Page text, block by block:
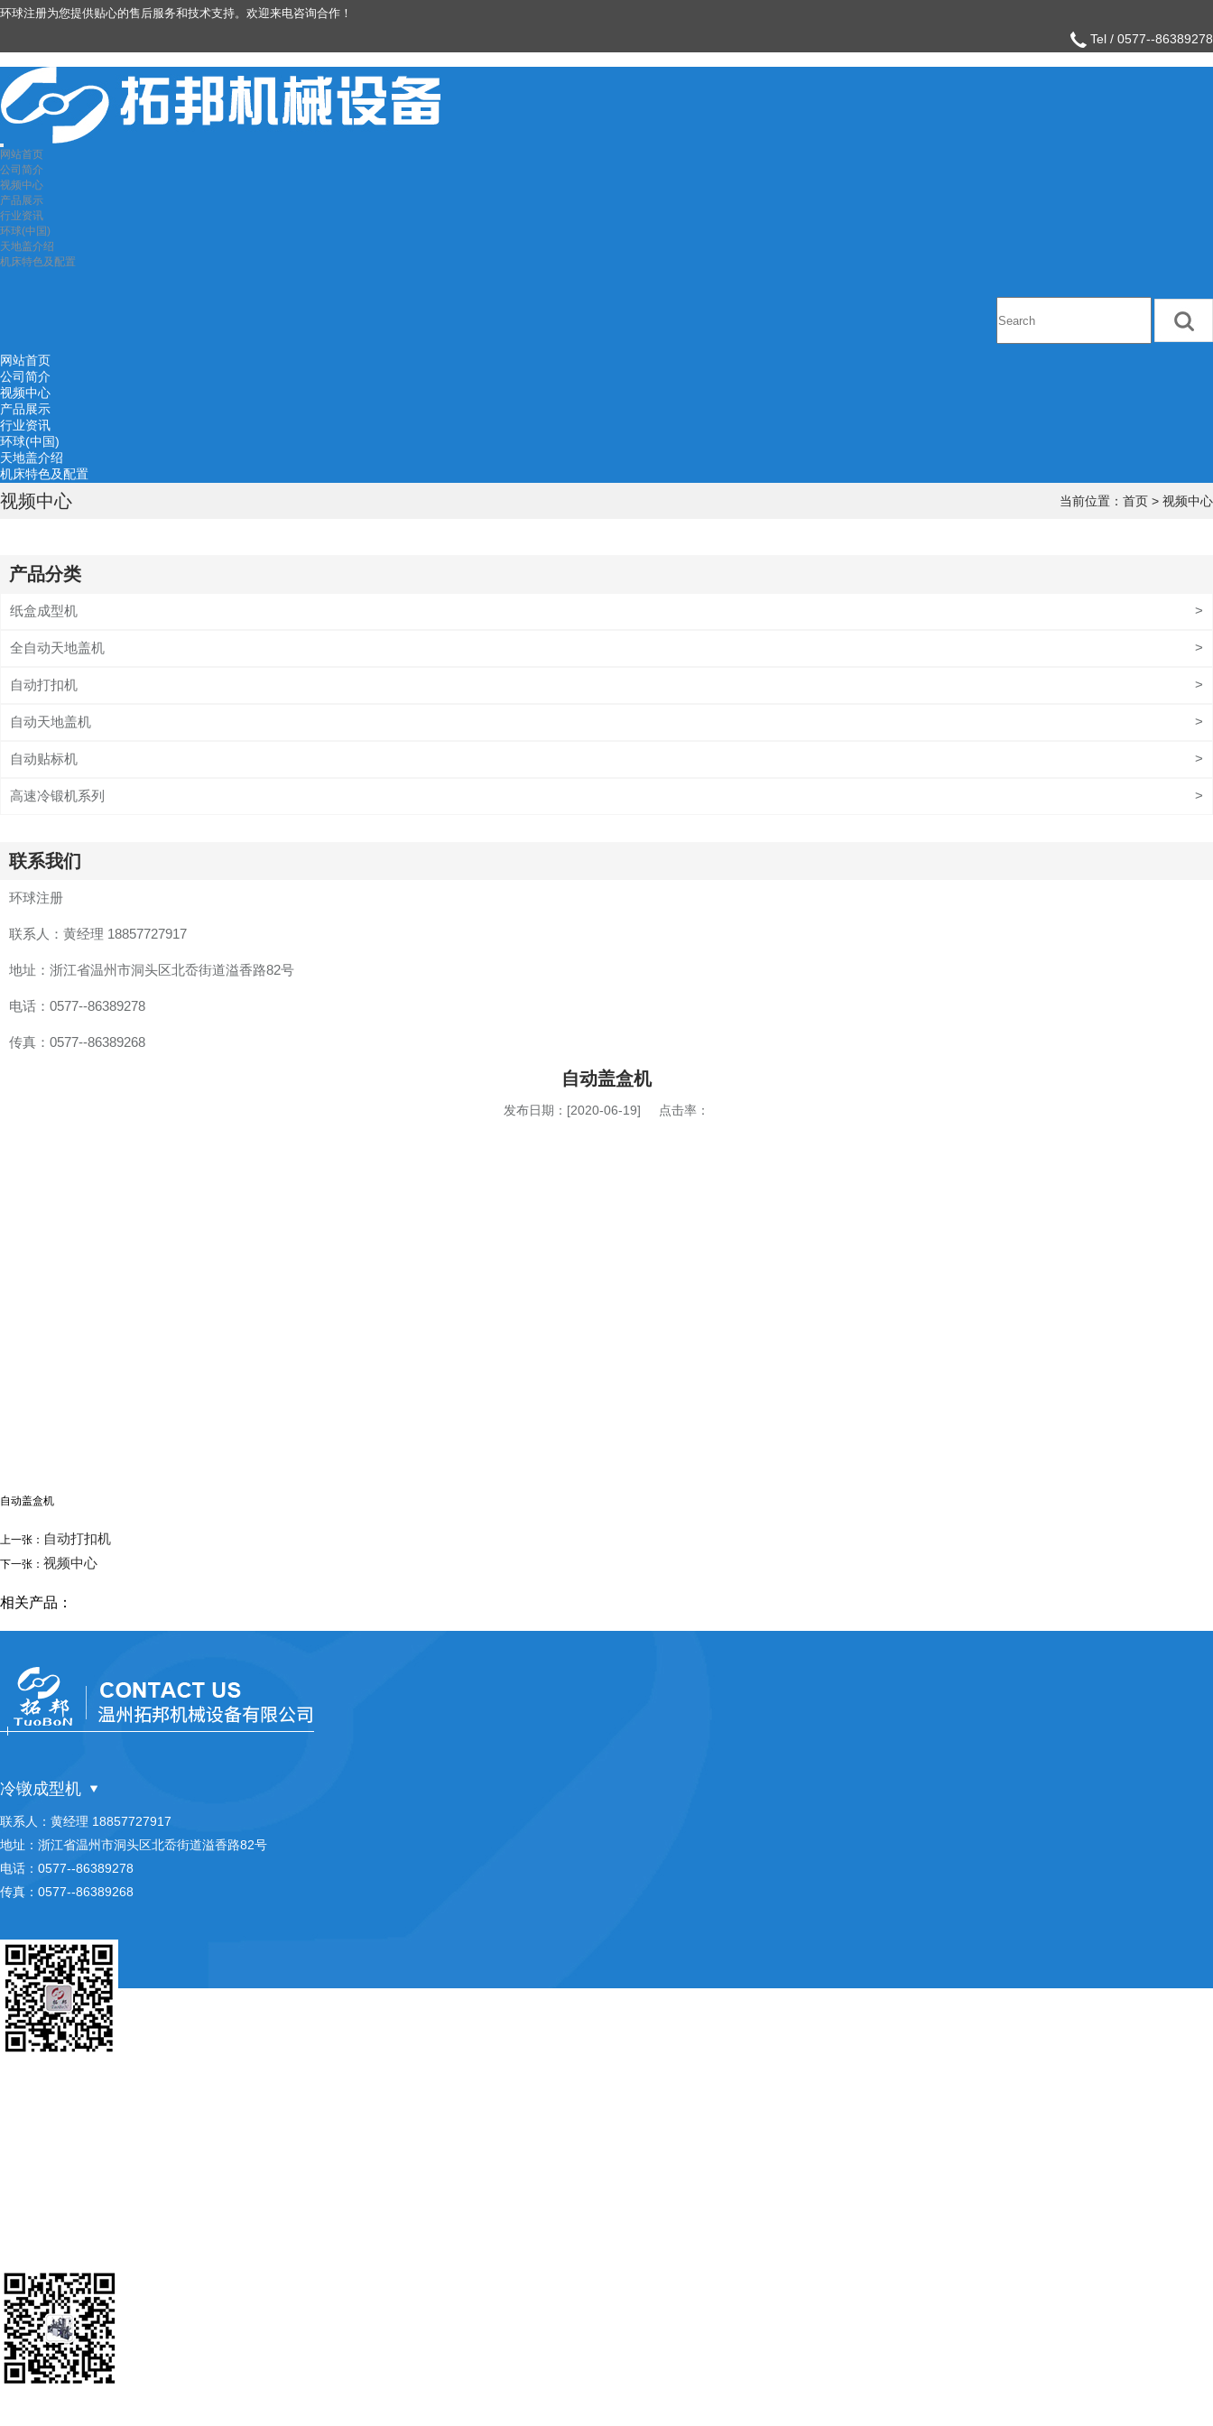
环球注册为您提供贴心的售后服务和技术支持。欢迎来电咨询合作！
Tel / 0577--86389278
网站首页
公司简介
视频中心
产品展示
行业资讯
环球(中国)
天地盖介绍
机床特色及配置
网站首页
公司简介
视频中心
产品展示
行业资讯
环球(中国)
天地盖介绍
机床特色及配置
视频中心 当前位置： 首页 > 视频中心
产品分类
纸盒成型机 >
全自动天地盖机 >
自动打扣机 >
自动天地盖机 >
自动贴标机 >
高速冷锻机系列 >
联系我们
环球注册
联系人：黄经理 18857727917
地址：浙江省温州市洞头区北岙街道溢香路82号
电话：0577--86389278
传真：0577--86389268
自动盖盒机
发布日期：[2020-06-19] 点击率：
自动盖盒机
上一张： 自动打扣机
下一张： 视频中心
相关产品：
冷镦成型机
联系人：黄经理 18857727917
地址：浙江省温州市洞头区北岙街道溢香路82号
电话：0577--86389278
传真：0577--86389268